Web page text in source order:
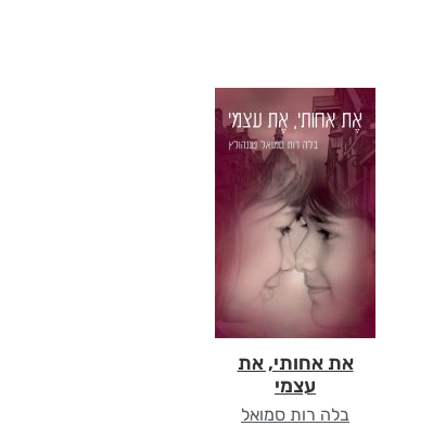
את אחותי, את
עצמי
בלה רות סמואל